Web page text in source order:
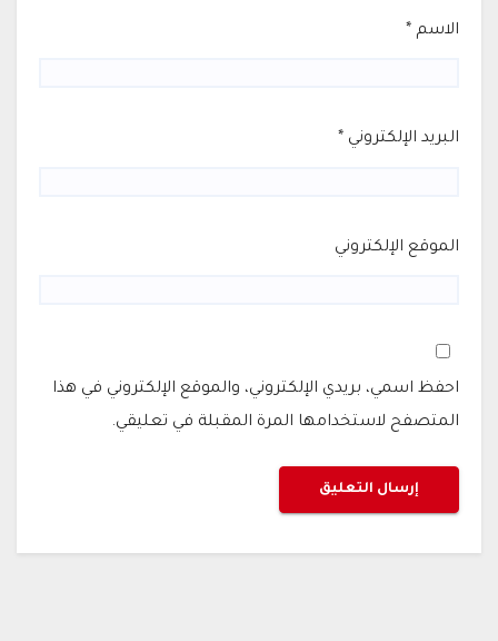
الاسم *
البريد الإلكتروني *
الموقع الإلكتروني
احفظ اسمي، بريدي الإلكتروني، والموقع الإلكتروني في هذا
المتصفح لاستخدامها المرة المقبلة في تعليقي.